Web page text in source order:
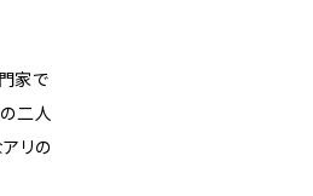
家で
二人
リの